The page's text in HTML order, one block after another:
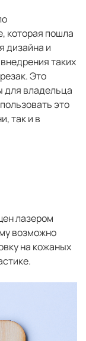
которая пошла
дизайна и
таких
Это
для владельца
это
так и в
лазером
возможно
на кожаных